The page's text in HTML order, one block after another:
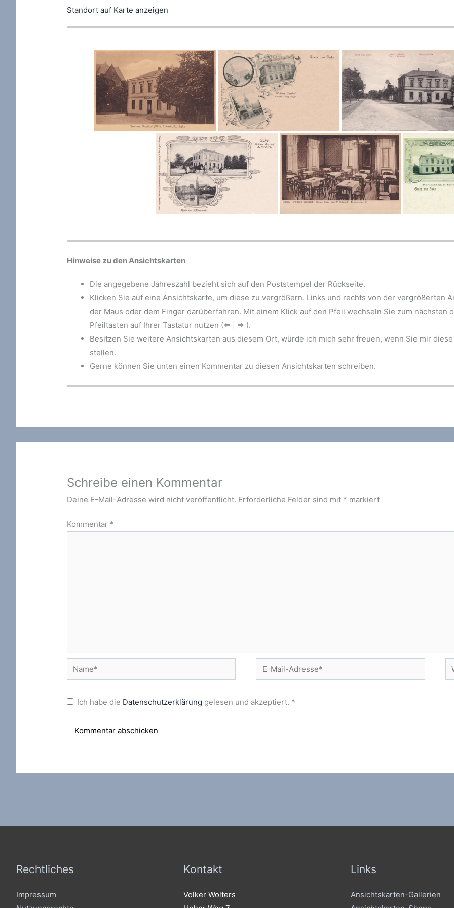
Standort auf Karte anzeigen
Hinweise zu den Ansichtskarten
Die angegebene Jahreszahl bezieht sich auf den Poststempel der Rückseite.
Klicken Sie auf eine Ansichtskarte, um diese zu vergrößern. Links und rechts von der vergrößerten
der Maus oder dem Finger darüberfahren. Mit einem Klick auf den Pfeil wechseln Sie zum nächsten
Pfeiltasten auf Ihrer Tastatur nutzen (⇐ | ⇒ ).
Besitzen Sie weitere Ansichtskarten aus diesem Ort, würde ich mich sehr freuen, wenn Sie mir
stellen.
Gerne können Sie unten einen Kommentar zu diesen Ansichtskarten schreiben.
Schreibe einen Kommentar
Deine E-Mail-Adresse wird nicht veröffentlicht. Erforderliche Felder sind mit * markiert
Kommentar *
Name*
E-
Mail-
Ich habe die Datenschutzerklärung gelesen und akzeptiert. *
Rechtliches
Impressum
Kontakt
Volker Wolters
Links
Ansichtskarten-Gallerien